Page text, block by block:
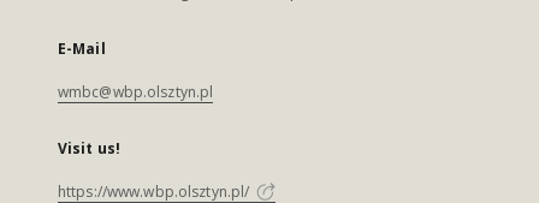
E-Mail
wmbc@wbp.olsztyn.pl
Visit us!
https://www.wbp.olsztyn.pl/